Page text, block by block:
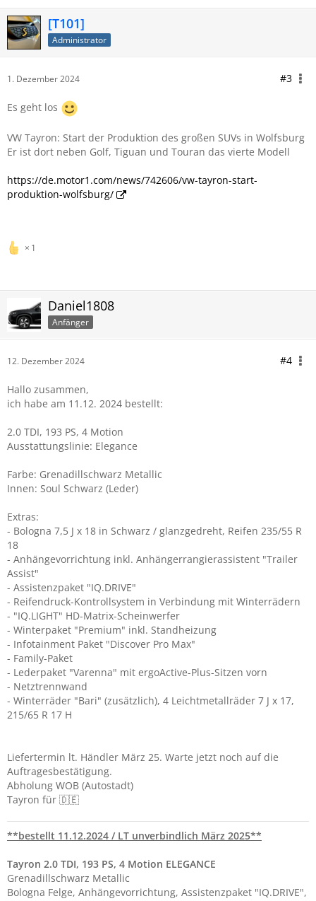
[T101]
Administrator
1. Dezember 2024 #3
Es geht los
VW Tayron: Start der Produktion des großen SUVs in Wolfsburg
Er ist dort neben Golf, Tiguan und Touran das vierte Modell
https://de.motor1.com/news/742606/vw-tayron-start-
produktion-wolfsburg/
1
Daniel1808
Anfänger
12. Dezember 2024 #4
Hallo zusammen,
ich habe am 11.12. 2024 bestellt:
2.0 TDI, 193 PS, 4 Motion
Ausstattungslinie: Elegance
Farbe: Grenadillschwarz Metallic
Innen: Soul Schwarz (Leder)
Extras:
- Bologna 7,5 J x 18 in Schwarz / glanzgedreht, Reifen 235/55 R
18
- Anhängevorrichtung inkl. Anhängerrangierassistent "Trailer
Assist"
- Assistenzpaket "IQ.DRIVE"
- Reifendruck-Kontrollsystem in Verbindung mit Winterrädern
- "IQ.LIGHT" HD-Matrix-Scheinwerfer
- Winterpaket "Premium" inkl. Standheizung
- Infotainment Paket "Discover Pro Max"
- Family-Paket
- Lederpaket "Varenna" mit ergoActive-Plus-Sitzen vorn
- Netztrennwand
- Winterräder "Bari" (zusätzlich), 4 Leichtmetallräder 7 J x 17,
215/65 R 17 H
Liefertermin lt. Händler März 25. Warte jetzt noch auf die
Auftragesbestätigung.
Abholung WOB (Autostadt)
Tayron für 🇩🇪
**bestellt 11.12.2024 / LT unverbindlich März 2025**
Tayron 2.0 TDI, 193 PS, 4 Motion ELEGANCE
Grenadillschwarz Metallic
Bologna Felge, Anhängevorrichtung, Assistenzpaket "IQ.DRIVE",